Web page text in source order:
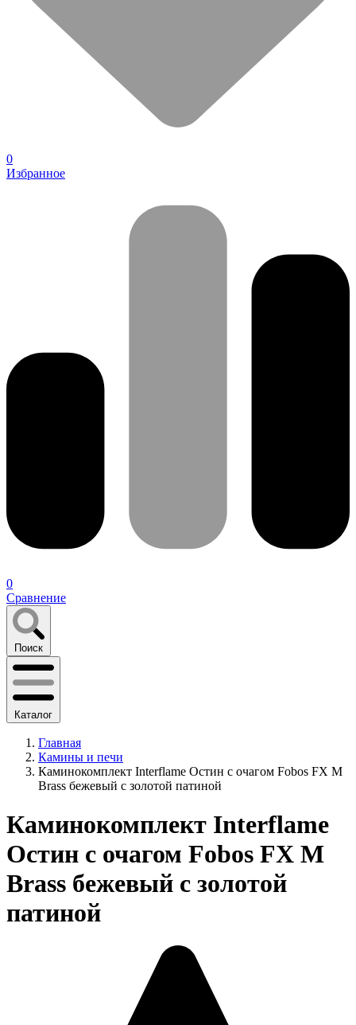
0
Избранное
0
Сравнение
Поиск
Каталог
Главная
Камины и печи
Каминокомплект Interflame Остин с очагом Fobos FX M
Brass бежевый с золотой патиной
Каминокомплект Interflame
Остин с очагом Fobos FX M
Brass бежевый с золотой
патиной